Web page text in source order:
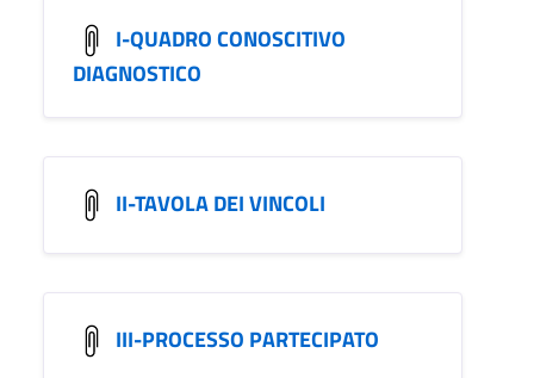
I-QUADRO CONOSCITIVO
DIAGNOSTICO
II-TAVOLA DEI VINCOLI
III-PROCESSO PARTECIPATO